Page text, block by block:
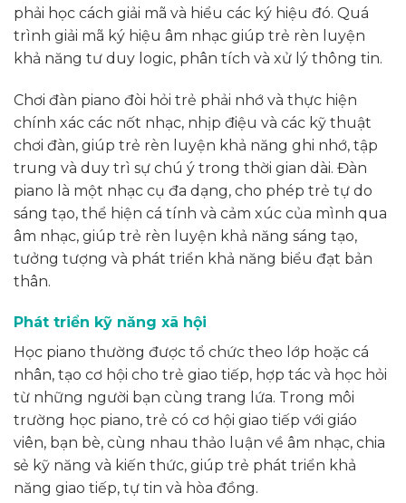
phải học cách giải mã và hiểu các ký hiệu đó. Quá
trình giải mã ký hiệu âm nhạc giúp trẻ rèn luyện
khả năng tư duy logic, phân tích và xử lý thông tin.
Chơi đàn piano đòi hỏi trẻ phải nhớ và thực hiện
chính xác các nốt nhạc, nhịp điệu và các kỹ thuật
chơi đàn, giúp trẻ rèn luyện khả năng ghi nhớ, tập
trung và duy trì sự chú ý trong thời gian dài. Đàn
piano là một nhạc cụ đa dạng, cho phép trẻ tự do
sáng tạo, thể hiện cá tính và cảm xúc của mình qua
âm nhạc, giúp trẻ rèn luyện khả năng sáng tạo,
tưởng tượng và phát triển khả năng biểu đạt bản
thân.
Phát triển kỹ năng xã hội
Học piano thường được tổ chức theo lớp hoặc cá
nhân, tạo cơ hội cho trẻ giao tiếp, hợp tác và học hỏi
từ những người bạn cùng trang lứa. Trong môi
trường học piano, trẻ có cơ hội giao tiếp với giáo
viên, bạn bè, cùng nhau thảo luận về âm nhạc, chia
sẻ kỹ năng và kiến thức, giúp trẻ phát triển khả
năng giao tiếp, tự tin và hòa đồng.